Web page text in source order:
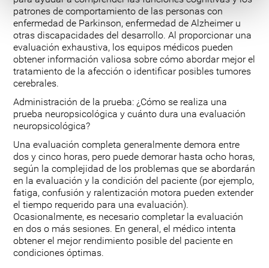
patrones de comportamiento de las personas con
enfermedad de Parkinson, enfermedad de Alzheimer u
otras discapacidades del desarrollo. Al proporcionar una
evaluación exhaustiva, los equipos médicos pueden
obtener información valiosa sobre cómo abordar mejor el
tratamiento de la afección o identificar posibles tumores
cerebrales.
Administración de la prueba: ¿Cómo se realiza una
prueba neuropsicológica y cuánto dura una evaluación
neuropsicológica?
Una evaluación completa generalmente demora entre
dos y cinco horas, pero puede demorar hasta ocho horas,
según la complejidad de los problemas que se abordarán
en la evaluación y la condición del paciente (por ejemplo,
fatiga, confusión y ralentización motora pueden extender
el tiempo requerido para una evaluación).
Ocasionalmente, es necesario completar la evaluación
en dos o más sesiones. En general, el médico intenta
obtener el mejor rendimiento posible del paciente en
condiciones óptimas.